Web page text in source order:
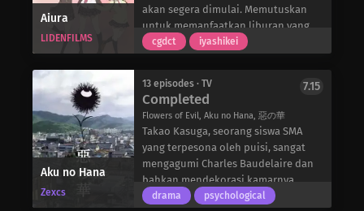
Aiura
LIDENFILMS
akan segera dimulai. Memutuskan
untuk memanfaatkan liburan yang
tersisa, Ayuko Uehara berjalan-jalan
tenang itu tiba-tiba terganggu ketika
seorang gadis dengan kikuk
menabraknya. Bingung dengan
pertemuan itu, Ayaku bahkan lebih
terkejut lagi saat bertemu dengan
mereka lagi sebagai siswa baru di
sekolah menengah yang sama
dengan yang ia masuki. Mengenali
cgdct iyashikei
Aku no Hana
Zexcs
13 episodes · TV
Completed
Flowers of Evil, Aku no Hana, 惡の華
7.15
Takao Kasuga, seorang siswa SMA
yang terpesona oleh puisi, sangat
mengagumi Charles Baudelaire dan
bahkan mendekorasi kamarnya
dengan potret sang penyair. Pada
drama psychological